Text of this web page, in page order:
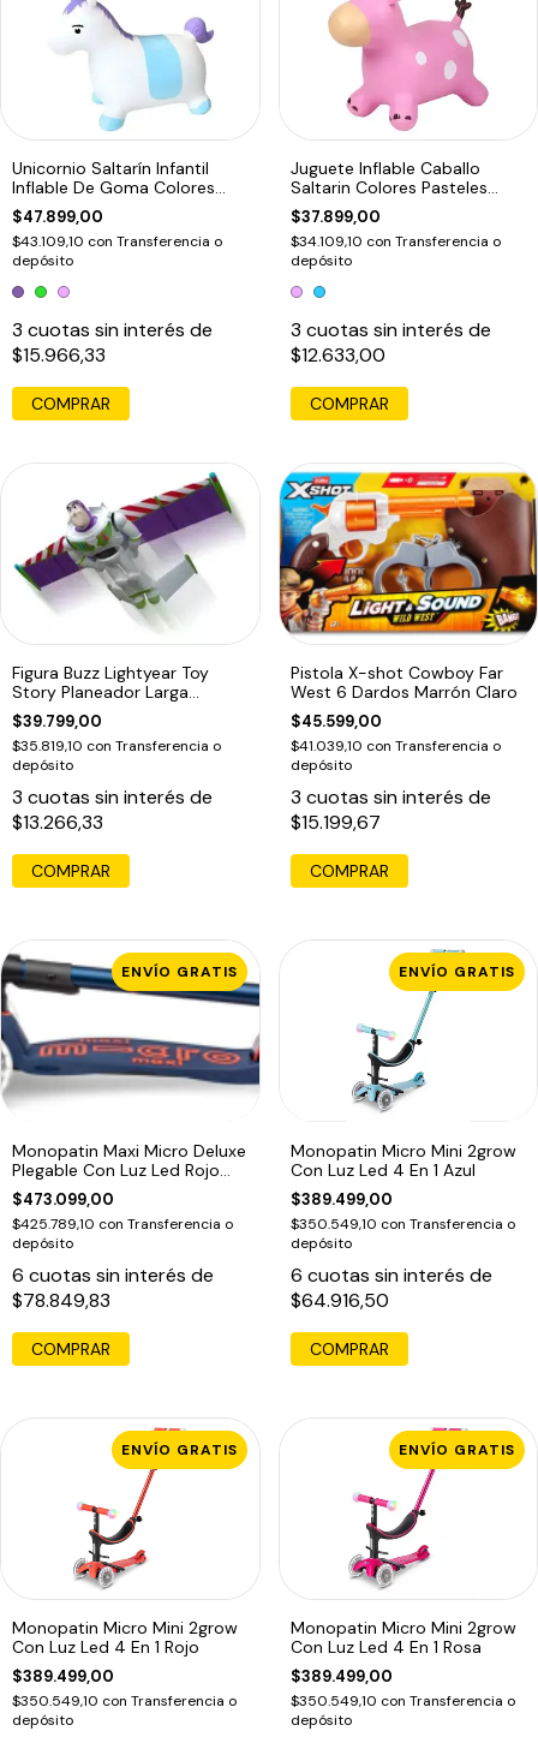
Unicornio Saltarín Infantil
Inflable De Goma Colores
Violeta
$47.899,00
$43.109,10 con Transferencia o
depósito
3 cuotas sin interés de
$15.966,33
COMPRAR
Juguete Inflable Caballo
Saltarin Colores Pasteles
Rosa
$37.899,00
$34.109,10 con Transferencia o
depósito
3 cuotas sin interés de
$12.633,00
COMPRAR
Figura Buzz Lightyear Toy
Story Planeador Larga
Distancia
$39.799,00
$35.819,10 con Transferencia o
depósito
3 cuotas sin interés de
$13.266,33
Pistola X-shot Cowboy Far
West 6 Dardos Marrón Claro
$45.599,00
$41.039,10 con Transferencia o
depósito
3 cuotas sin interés de
$15.199,67
ENVÍO GRATIS
Monopatin Maxi Micro Deluxe
Plegable Con Luz Led Rojo
Oscuro Con Embalaje
Adicional
$473.099,00
$425.789,10 con Transferencia o
depósito
6 cuotas sin interés de
$78.849,83
ENVÍO GRATIS
Monopatin Micro Mini 2grow
Con Luz Led 4 En 1 Azul
$389.499,00
$350.549,10 con Transferencia o
depósito
6 cuotas sin interés de
$64.916,50
ENVÍO GRATIS
Monopatin Micro Mini 2grow
Con Luz Led 4 En 1 Rojo
$389.499,00
$350.549,10 con Transferencia o
depósito
ENVÍO GRATIS
Monopatin Micro Mini 2grow
Con Luz Led 4 En 1 Rosa
$389.499,00
$350.549,10 con Transferencia o
depósito